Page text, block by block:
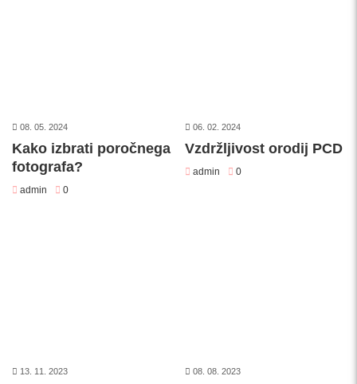
08. 05. 2024
Kako izbrati poročnega
fotografa?
admin 0
06. 02. 2024
Vzdržljivost orodij PCD
admin 0
13. 11. 2023 08. 08. 2023